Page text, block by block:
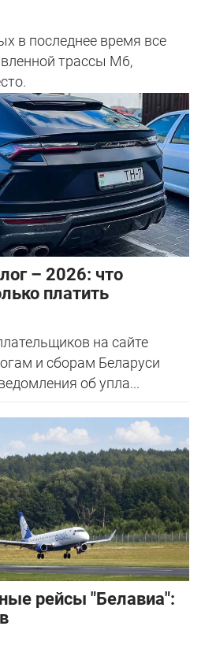
в последнее время все
трассы М6,
– 2026: что
платить
на сайте
и сборам Беларуси
об упла...
рейсы "Белавиа":